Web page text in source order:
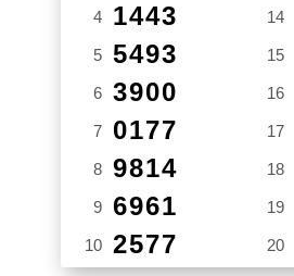
4 1443
5 5493
6 3900
7 0177
8 9814
9 6961
10 2577
14
15
16
17
18
19
20